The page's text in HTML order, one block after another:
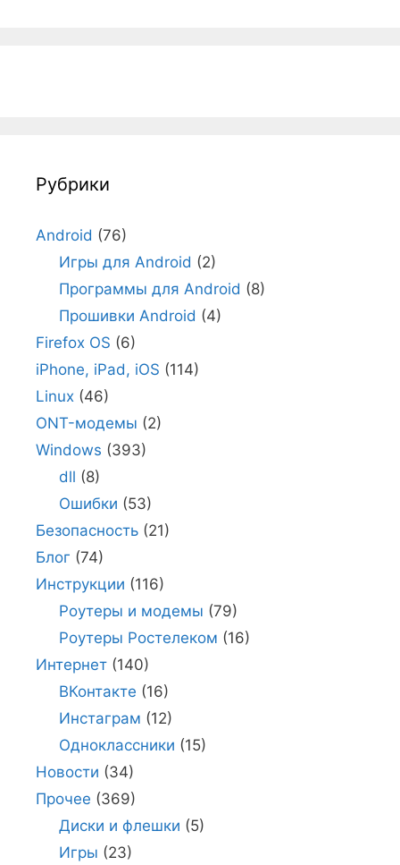
Рубрики
Android (76)
Игры для Android (2)
Программы для Android (8)
Прошивки Android (4)
Firefox OS (6)
iPhone, iPad, iOS (114)
Linux (46)
ONT-модемы (2)
Windows (393)
dll (8)
Ошибки (53)
Безопасность (21)
Блог (74)
Инструкции (116)
Роутеры и модемы (79)
Роутеры Ростелеком (16)
Интернет (140)
ВКонтакте (16)
Инстаграм (12)
Одноклассники (15)
Новости (34)
Прочее (369)
Диски и флешки (5)
Игры (23)